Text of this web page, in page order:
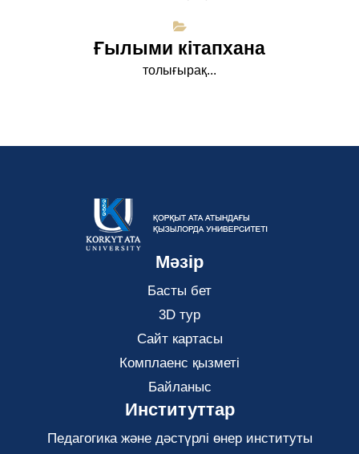
Ғылыми кітапхана
толығырақ...
Мәзір
Басты бет
3D тур
Сайт картасы
Комплаенс қызметі
Байланыс
Институттар
Педагогика және дәстүрлі өнер институты